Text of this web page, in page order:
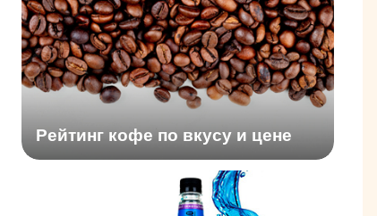
Рейтинг кофе по вкусу и цене